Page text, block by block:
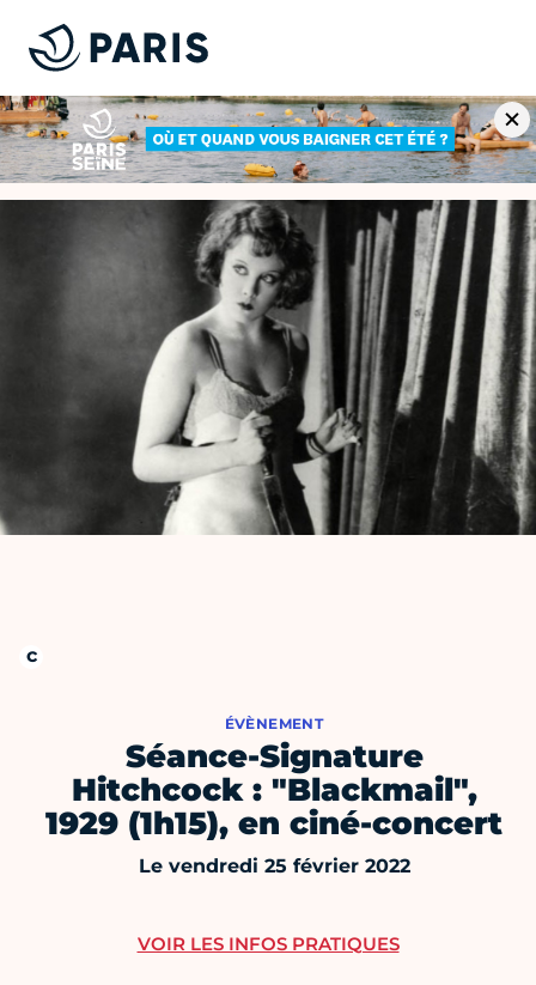
ÉVÈNEMENT
Séance-Signature
Hitchcock : "Blackmail",
1929 (1h15), en ciné-concert
Le vendredi 25 février 2022
VOIR LES INFOS PRATIQUES